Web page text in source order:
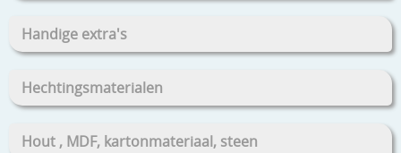
Handige extra's
Hechtingsmaterialen
Hout , MDF, kartonmateriaal, steen